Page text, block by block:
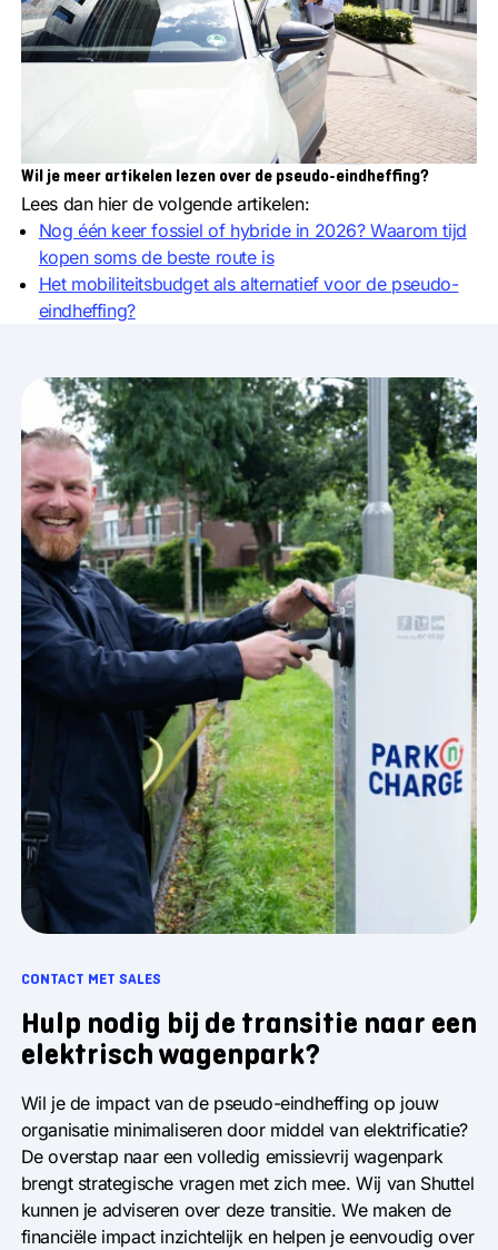
Wil je meer artikelen lezen over de pseudo-eindheffing?
Lees dan hier de volgende artikelen:
Nog één keer fossiel of hybride in 2026? Waarom tijd
kopen soms de beste route is
Het mobiliteitsbudget als alternatief voor de pseudo-
eindheffing?
CONTACT MET SALES
Hulp nodig bij de transitie naar een
elektrisch wagenpark?
Wil je de impact van de pseudo-eindheffing op jouw
organisatie minimaliseren door middel van elektrificatie?
De overstap naar een volledig emissievrij wagenpark
brengt strategische vragen met zich mee. Wij van Shuttel
kunnen je adviseren over deze transitie. We maken de
financiële impact inzichtelijk en helpen je eenvoudig over